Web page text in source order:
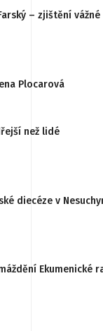
– zjištění
Plocarová
než lidé
diecéze v